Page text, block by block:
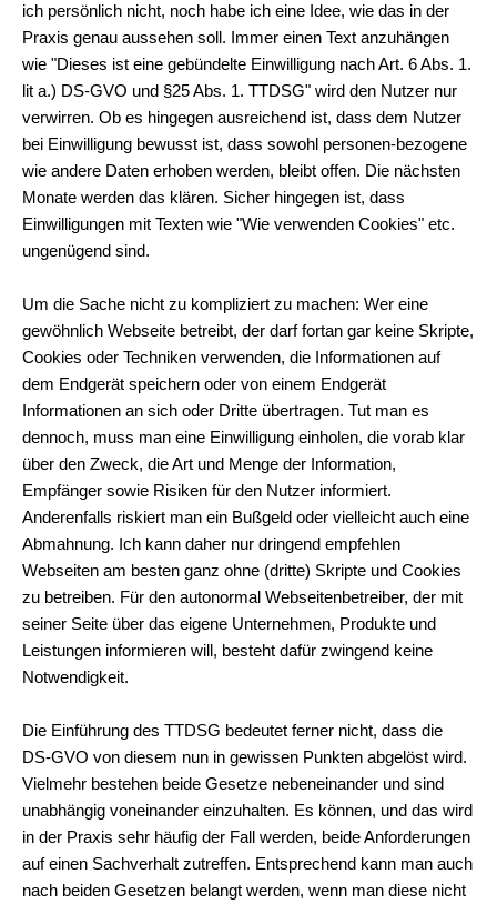
ich persönlich nicht, noch habe ich eine Idee, wie das in der
Praxis genau aussehen soll. Immer einen Text anzuhängen
wie "Dieses ist eine gebündelte Einwilligung nach Art. 6 Abs. 1.
lit a.) DS-GVO und §25 Abs. 1. TTDSG" wird den Nutzer nur
verwirren. Ob es hingegen ausreichend ist, dass dem Nutzer
bei Einwilligung bewusst ist, dass sowohl personen-bezogene
wie andere Daten erhoben werden, bleibt offen. Die nächsten
Monate werden das klären. Sicher hingegen ist, dass
Einwilligungen mit Texten wie "Wie verwenden Cookies" etc.
ungenügend sind.
Um die Sache nicht zu kompliziert zu machen: Wer eine
gewöhnlich Webseite betreibt, der darf fortan gar keine Skripte,
Cookies oder Techniken verwenden, die Informationen auf
dem Endgerät speichern oder von einem Endgerät
Informationen an sich oder Dritte übertragen. Tut man es
dennoch, muss man eine Einwilligung einholen, die vorab klar
über den Zweck, die Art und Menge der Information,
Empfänger sowie Risiken für den Nutzer informiert.
Anderenfalls riskiert man ein Bußgeld oder vielleicht auch eine
Abmahnung. Ich kann daher nur dringend empfehlen
Webseiten am besten ganz ohne (dritte) Skripte und Cookies
zu betreiben. Für den autonormal Webseitenbetreiber, der mit
seiner Seite über das eigene Unternehmen, Produkte und
Leistungen informieren will, besteht dafür zwingend keine
Notwendigkeit.
Die Einführung des TTDSG bedeutet ferner nicht, dass die
DS-GVO von diesem nun in gewissen Punkten abgelöst wird.
Vielmehr bestehen beide Gesetze nebeneinander und sind
unabhängig voneinander einzuhalten. Es können, und das wird
in der Praxis sehr häufig der Fall werden, beide Anforderungen
auf einen Sachverhalt zutreffen. Entsprechend kann man auch
nach beiden Gesetzen belangt werden, wenn man diese nicht